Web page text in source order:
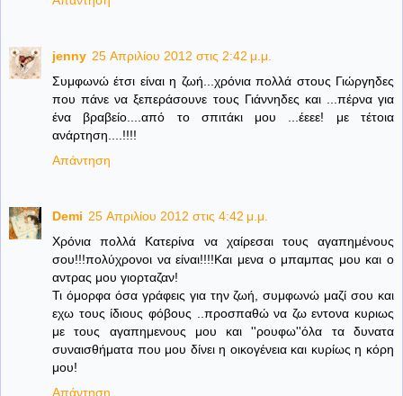
jenny 25 Απριλίου 2012 στις 2:42 μ.μ.
Συμφωνώ έτσι είναι η ζωή...χρόνια πολλά στους Γιώργηδες
που πάνε να ξεπεράσουνε τους Γιάννηδες και ...πέρνα για
ένα βραβείο....από το σπιτάκι μου ...έεεε! με τέτοια
ανάρτηση....!!!!
Απάντηση
Demi 25 Απριλίου 2012 στις 4:42 μ.μ.
Χρόνια πολλά Κατερίνα να χαίρεσαι τους αγαπημένους
σου!!!πολύχρονοι να είναι!!!!Και μενα ο μπαμπας μου και ο
αντρας μου γιορταζαν!
Τι όμορφα όσα γράφεις για την ζωή, συμφωνώ μαζί σου και
εχω τους ίδιους φόβους ..προσπαθώ να ζω εντονα κυριως
με τους αγαπημενους μου και ''ρουφω''όλα τα δυνατα
συναισθήματα που μου δίνει η οικογένεια και κυρίως η κόρη
μου!
Απάντηση